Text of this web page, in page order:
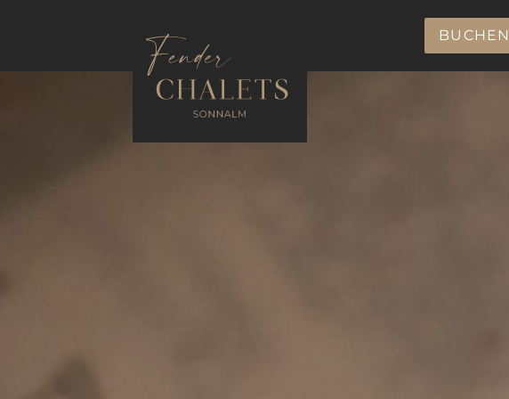
BUCHEN